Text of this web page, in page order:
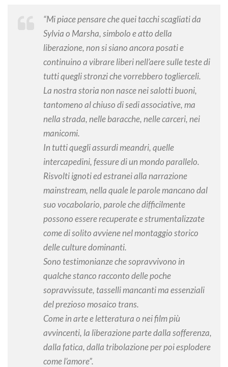
“Mi piace pensare che quei tacchi scagliati da
Sylvia o Marsha, simbolo e atto della
liberazione, non si siano ancora posati e
continuino a vibrare liberi nell’aere sulle teste di
tutti quegli stronzi che vorrebbero toglierceli.
La nostra storia non nasce nei salotti buoni,
tantomeno al chiuso di sedi associative, ma
nella strada, nelle baracche, nelle carceri, nei
manicomi.
In tutti quegli assurdi meandri, quelle
intercapedini, fessure di un mondo parallelo.
Risvolti ignoti ed estranei alla narrazione
mainstream, nella quale le parole mancano dal
suo vocabolario, parole che difficilmente
possono essere recuperate e strumentalizzate
come di solito avviene nel montaggio storico
delle culture dominanti.
Sono testimonianze che sopravvivono in
qualche stanco racconto delle poche
sopravvissute, tasselli mancanti ma essenziali
del prezioso mosaico trans.
Come in arte e letteratura o nei film più
avvincenti, la liberazione parte dalla sofferenza,
dalla fatica, dalla tribolazione per poi esplodere
come l’amore”.